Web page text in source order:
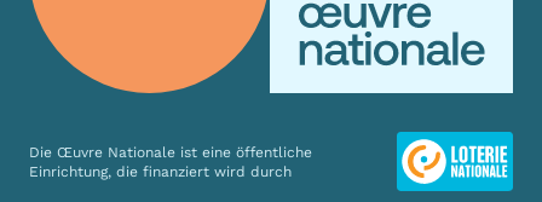
Die Œuvre Nationale ist eine öffentliche
Einrichtung, die finanziert wird durch